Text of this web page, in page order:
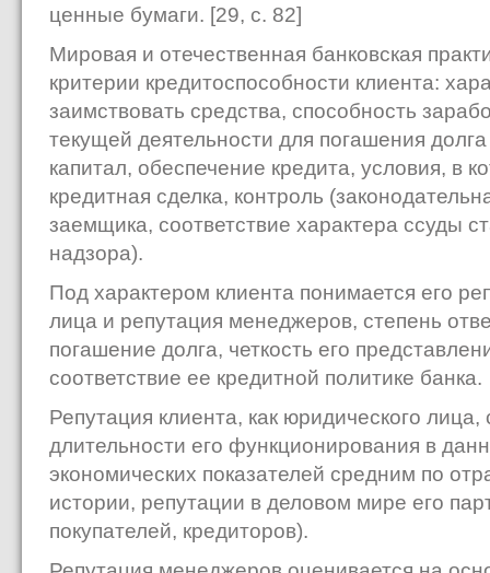
ценные бумаги. [29, с. 82]
Мировая и отечественная банковская
критерии кредитоспособности клиента:
заимствовать средства, способность
текущей деятельности для погашения
капитал, обеспечение кредита, условия, в
кредитная сделка, контроль
заемщика, соответствие характера ссуды
надзора).
Под характером клиента понимается его
лица и репутация менеджеров, степень
погашение долга, четкость его
соответствие ее кредитной политике банка.
Репутация клиента, как юридического лица,
длительности его функционирования в
экономических показателей средним по
истории, репутации в деловом мире его
покупателей, кредиторов).